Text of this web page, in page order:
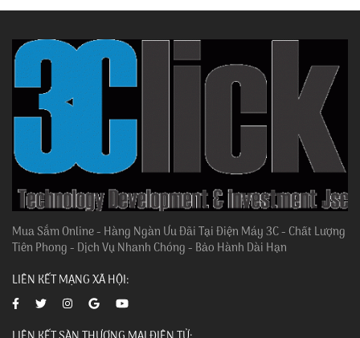
Mua Sắm Online - Hàng Ngàn Ưu Đãi Tại Điện Máy 3C - Chất Lượng
Tiên Phong - Dịch Vụ Nhanh Chóng - Bảo Hành Dài Hạn
LIÊN KẾT MẠNG XÃ HỘI: